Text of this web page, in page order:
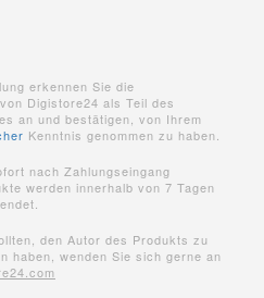
erkennen Sie die
von Digistore24 als Teil des
an und bestätigen, von Ihrem
Kenntnis genommen zu haben.
nach Zahlungseingang
werden innerhalb von 7 Tagen
den Autor des Produkts zu
haben, wenden Sie sich gerne an